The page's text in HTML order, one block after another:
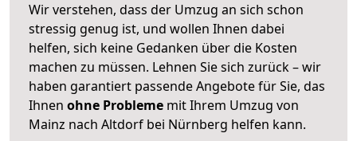
Wir verstehen, dass der Umzug an sich schon
stressig genug ist, und wollen Ihnen dabei
helfen, sich keine Gedanken über die Kosten
machen zu müssen. Lehnen Sie sich zurück – wir
haben garantiert passende Angebote für Sie, das
Ihnen ohne Probleme mit Ihrem Umzug von
Mainz nach Altdorf bei Nürnberg helfen kann.